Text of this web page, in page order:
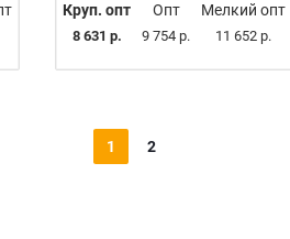
Круп. опт
8 631 р.
Опт
9 754 р.
Мелкий опт
11 652 р.
1 2